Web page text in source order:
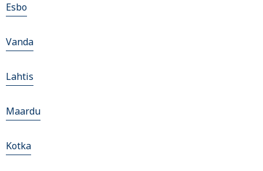
Esbo
Vanda
Lahtis
Maardu
Kotka